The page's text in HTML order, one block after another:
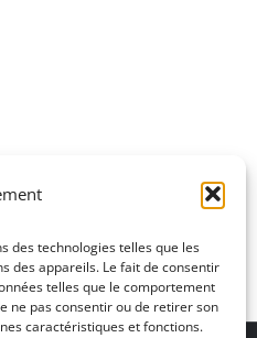
des technologies telles que les
des appareils. Le fait de consentir
telles que le comportement
ne pas consentir ou de retirer son
caractéristiques et fonctions.